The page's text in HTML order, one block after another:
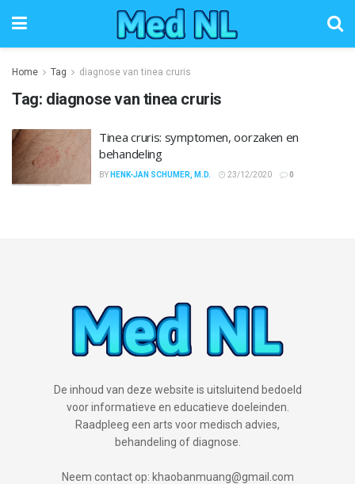
Home Tag diagnose van tinea cruris
Tag: diagnose van tinea cruris
Tinea cruris: symptomen, oorzaken en
behandeling
BY HENK-JAN SCHUMER, M.D. 23/12/2020 0
De inhoud van deze website is uitsluitend bedoeld
voor informatieve en educatieve doeleinden.
Raadpleeg een arts voor medisch advies,
behandeling of diagnose.
Neem contact op: khaobanmuang@gmail.com